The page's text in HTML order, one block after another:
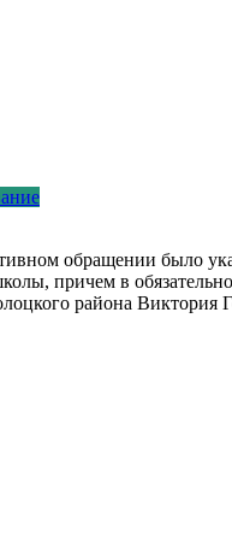
обращении было
причем в
района Виктория